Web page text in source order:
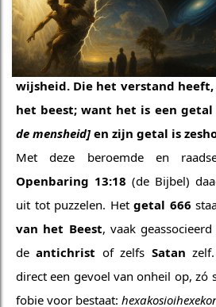
wijsheid. Die het verstand
het beest;want het is een getal
de mensheid]en zijn getal is
Met deze beroemde en
Openbaring 13:18 (de Bijbel)
uit tot puzzelen. Het getal 666
van het Beest, vaak
deantichrist of zelfs Satan
direct een gevoel van onheil op, zó
fobie voor bestaat: